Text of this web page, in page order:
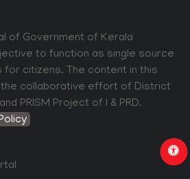
of Government of Kerala
to function as single source
citizens. The content in this
collaborative effort of District
PRISM Project of I & PRD.